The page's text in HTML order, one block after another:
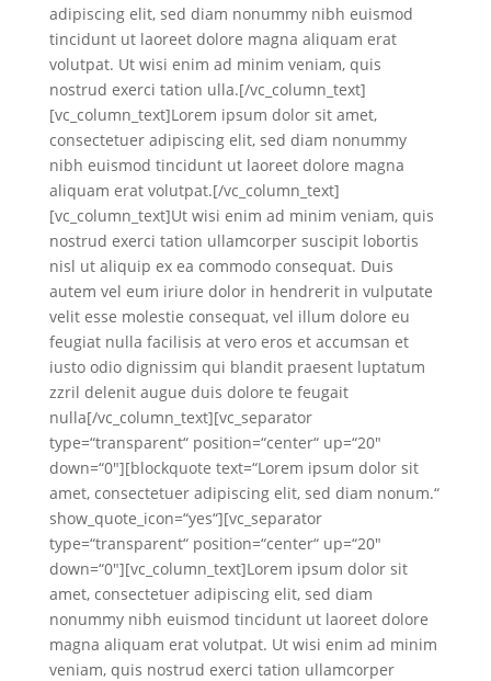
adipiscing elit, sed diam nonummy nibh euismod
tincidunt ut laoreet dolore magna aliquam erat
volutpat. Ut wisi enim ad minim veniam, quis
nostrud exerci tation ulla.[/vc_column_text]
[vc_column_text]Lorem ipsum dolor sit amet,
consectetuer adipiscing elit, sed diam nonummy
nibh euismod tincidunt ut laoreet dolore magna
aliquam erat volutpat.[/vc_column_text]
[vc_column_text]Ut wisi enim ad minim veniam, quis
nostrud exerci tation ullamcorper suscipit lobortis
nisl ut aliquip ex ea commodo consequat. Duis
autem vel eum iriure dolor in hendrerit in vulputate
velit esse molestie consequat, vel illum dolore eu
feugiat nulla facilisis at vero eros et accumsan et
iusto odio dignissim qui blandit praesent luptatum
zzril delenit augue duis dolore te feugait
nulla[/vc_column_text][vc_separator
type=“transparent“ position=“center“ up=“20″
down=“0″][blockquote text=“Lorem ipsum dolor sit
amet, consectetuer adipiscing elit, sed diam nonum.“
show_quote_icon=“yes“][vc_separator
type=“transparent“ position=“center“ up=“20″
down=“0″][vc_column_text]Lorem ipsum dolor sit
amet, consectetuer adipiscing elit, sed diam
nonummy nibh euismod tincidunt ut laoreet dolore
magna aliquam erat volutpat. Ut wisi enim ad minim
veniam, quis nostrud exerci tation ullamcorper